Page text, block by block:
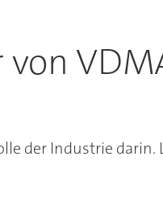
der Industrie darin.